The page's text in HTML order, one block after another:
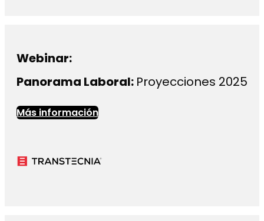
Webinar:
Panorama Laboral: Proyecciones 2025
Más información